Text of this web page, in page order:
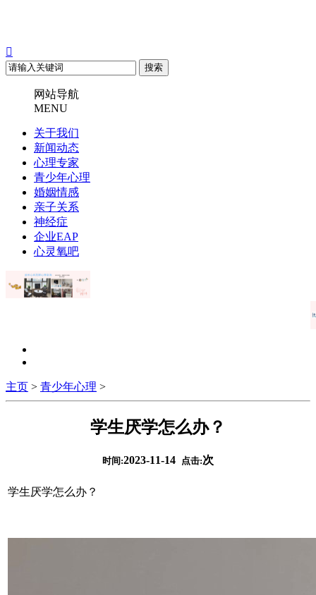

网站导航
MENU
关于我们
新闻动态
心理专家
青少年心理
婚姻情感
亲子关系
神经症
企业EAP
心灵氧吧
主页 > 青少年心理 >
学生厌学怎么办？
时间:2023-11-14 点击:次
学生厌学怎么办？